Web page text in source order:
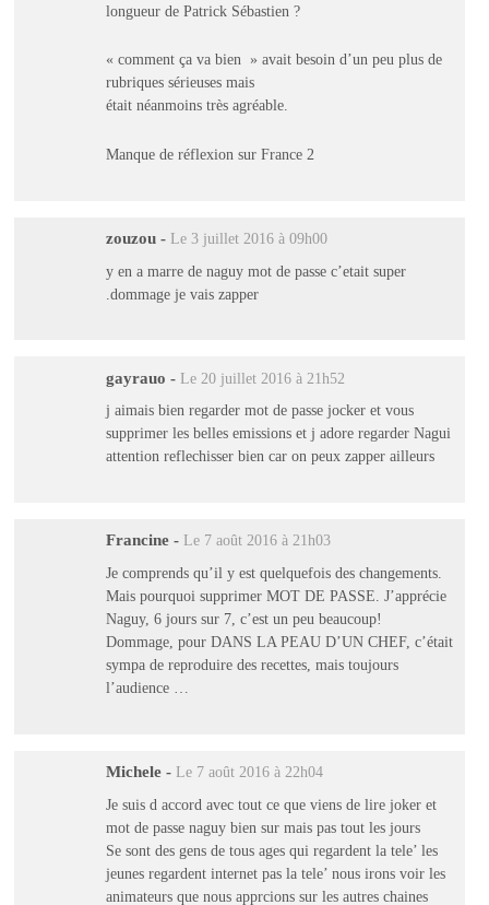
longueur de Patrick Sébastien ?
« comment ça va bien » avait besoin d’un peu plus de
rubriques sérieuses mais
était néanmoins très agréable.
Manque de réflexion sur France 2
zouzou - Le 3 juillet 2016 à 09h00
y en a marre de naguy mot de passe c’etait super
.dommage je vais zapper
gayrauo - Le 20 juillet 2016 à 21h52
j aimais bien regarder mot de passe jocker et vous
supprimer les belles emissions et j adore regarder Nagui
attention reflechisser bien car on peux zapper ailleurs
Francine - Le 7 août 2016 à 21h03
Je comprends qu’il y est quelquefois des changements.
Mais pourquoi supprimer MOT DE PASSE. J’apprécie
Naguy, 6 jours sur 7, c’est un peu beaucoup!
Dommage, pour DANS LA PEAU D’UN CHEF, c’était
sympa de reproduire des recettes, mais toujours
l’audience …
Michele - Le 7 août 2016 à 22h04
Je suis d accord avec tout ce que viens de lire joker et
mot de passe naguy bien sur mais pas tout les jours
Se sont des gens de tous ages qui regardent la tele’ les
jeunes regardent internet pas la tele’ nous irons voir les
animateurs que nous apprcions sur les autres chaines